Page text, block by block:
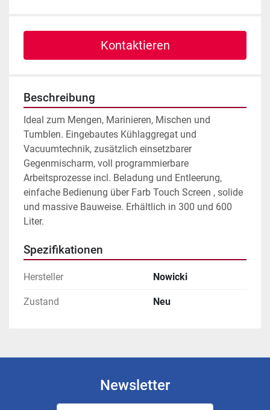
Kontaktieren
Beschreibung
Ideal zum Mengen, Marinieren, Mischen und
Tumblen. Eingebautes Kühlaggregat und
Vacuumtechnik, zusätzlich einsetzbarer
Gegenmischarm, voll programmierbare
Arbeitsprozesse incl. Beladung und Entleerung,
einfache Bedienung über Farb Touch Screen , solide
und massive Bauweise. Erhältlich in 300 und 600
Liter.
Spezifikationen
Hersteller Nowicki
Zustand Neu
Newsletter